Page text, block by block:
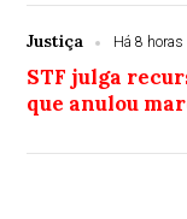
Justiça Há 8 horas
STF julga
que anulou